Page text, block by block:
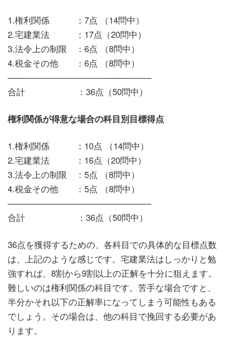
1.権利関係 ：7点 （14問中）
2.宅建業法 ：17点（20問中）
3.法令上の制限 ：6点 （8問中）
4.税金その他 ：6点 （8問中）
————————————————–
合計 ：36点（50問中）
権利関係が得意な場合の科目別目標得点
1.権利関係 ：10点 （14問中）
2.宅建業法 ：16点（20問中）
3.法令上の制限 ：5点 （8問中）
4.税金その他 ：5点 （8問中）
————————————————–
合計 ：36点（50問中）
36点を獲得するための、各科目での具体的な目標点数
は、上記のような感じです。宅建業法はしっかりと勉
強すれば、8割から9割以上の正解を十分に狙えます。
難しいのは権利関係の科目です。苦手な場合ですと、
半分かそれ以下の正解率になってしまう可能性もある
でしょう。その場合は、他の科目で挽回する必要があ
ります。